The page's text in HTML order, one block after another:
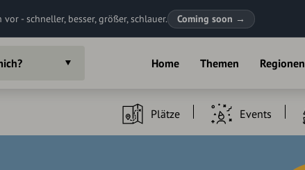
- schneller, besser, größer, schlauer. Coming soon →
Home Themen Regionen
Plätze Events